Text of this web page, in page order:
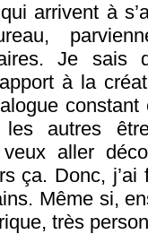
arrivent à
Je
à la
les autres
aller
ça. Donc,
Même si,
très